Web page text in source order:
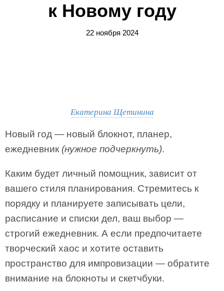
к Новому году
22 ноября 2024
Екатерина Щетинина
Новый год — новый блокнот, планер,
ежедневник (нужное подчеркнуть).
Каким будет личный помощник, зависит от
вашего стиля планирования. Стремитесь к
порядку и планируете записывать цели,
расписание и списки дел, ваш выбор —
строгий ежедневник. А если предпочитаете
творческий хаос и хотите оставить
пространство для импровизации — обратите
внимание на блокноты и скетчбуки.